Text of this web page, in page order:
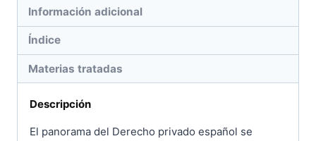
Información adicional
Índice
Materias tratadas
Descripción
El panorama del Derecho privado español se